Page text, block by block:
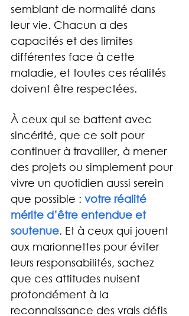
semblant de normalité dans
leur vie. Chacun a des
capacités et des limites
différentes face à cette
maladie, et toutes ces réalités
doivent être respectées.
À ceux qui se battent avec
sincérité, que ce soit pour
continuer à travailler, à mener
des projets ou simplement pour
vivre un quotidien aussi serein
que possible : votre réalité
mérite d’être entendue et
soutenue. Et à ceux qui jouent
aux marionnettes pour éviter
leurs responsabilités, sachez
que ces attitudes nuisent
profondément à la
reconnaissance des vrais défis